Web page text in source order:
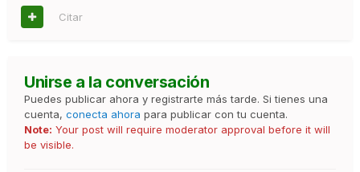
Citar
Unirse a la conversación
Puedes publicar ahora y registrarte más tarde. Si tienes una
cuenta, conecta ahora para publicar con tu cuenta.
Note: Your post will require moderator approval before it will
be visible.